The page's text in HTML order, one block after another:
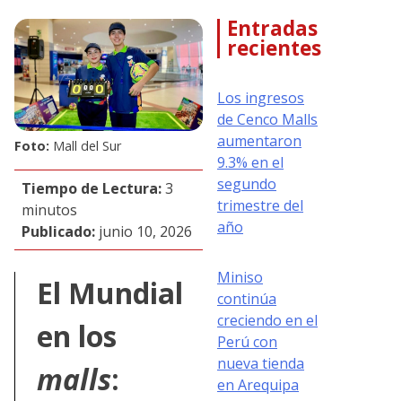
Foto: Mall del Sur
Tiempo de Lectura:3
minutos
Publicado: junio 10, 2026
El Mundial
en los
malls:
Entradas
recientes
Los ingresos
de Cenco Malls
aumentaron
9.3% en el
segundo
trimestre del
año
Miniso
continúa
creciendo en el
Perú con
nueva tienda
en Arequipa